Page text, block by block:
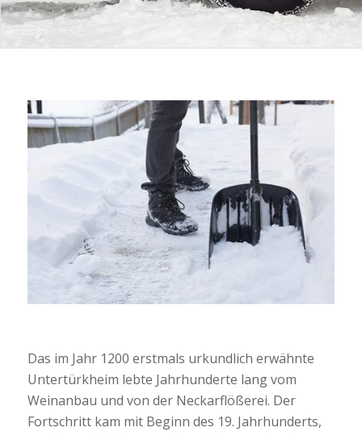
Das im Jahr 1200 erstmals urkundlich erwähnte
Untertürkheim lebte Jahrhunderte lang vom
Weinanbau und von der Neckarflößerei. Der
Fortschritt kam mit Beginn des 19. Jahrhunderts,